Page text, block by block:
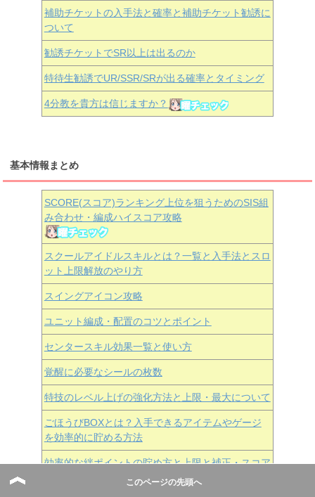
補助チケットの入手法と確率と補助チケット勧誘に
ついて
勧誘チケットでSR以上は出るのか
特待生勧誘でUR/SSR/SRが出る確率とタイミング
4分教を貴方は信じますか？
基本情報まとめ
SCORE(スコア)ランキング上位を狙うためのSIS組
み合わせ・編成ハイスコア攻略
スクールアイドルスキルとは？一覧と入手法とスロ
ット上限解放のやり方
スイングアイコン攻略
ユニット編成・配置のコツとポイント
センタースキル効果一覧と使い方
覚醒に必要なシールの枚数
特技のレベル上げの強化方法と上限・最大について
ごほうびBOXとは？入手できるアイテムやゲージ
を効率的に貯める方法
効率的な絆ポイントの貯め方と上限と補正・スコア
このページの先頭へ